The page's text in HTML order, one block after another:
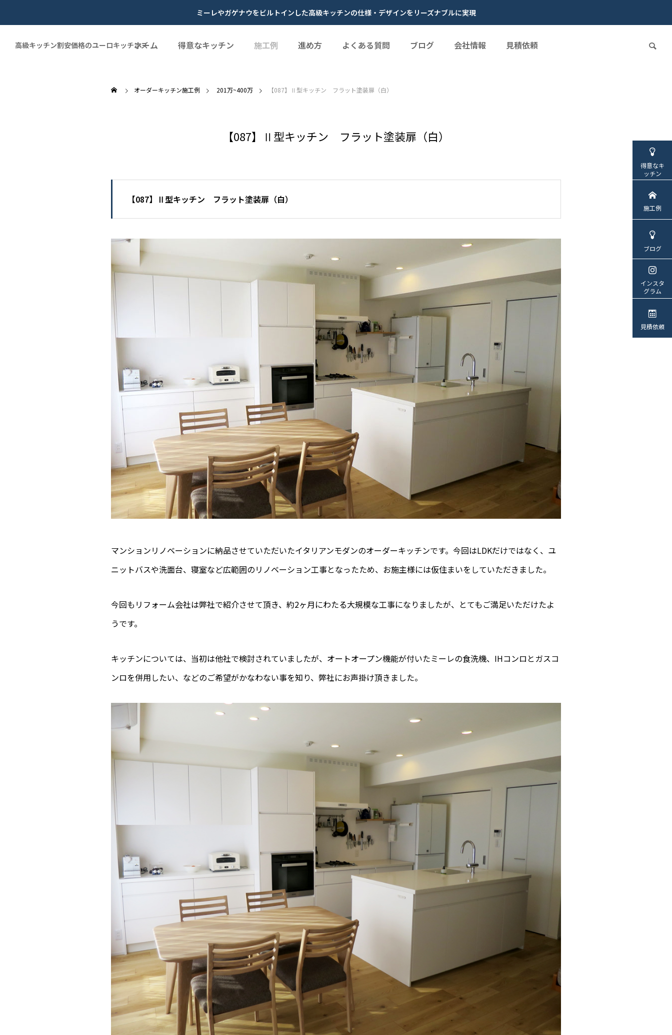
ミーレやガゲナウをビルトインした高級キッチンの仕様・デザインをリーズナブルに実現
高級キッチン割安価格のユーロキッチンズ
ホーム 得意なキッチン 施工例 進め方 よくある質問 ブログ 会社情報 見積依頼
オーダーキッチン施工例 201万~400万 【087】Ⅱ型キッチン フラット塗装扉（白）
【087】Ⅱ型キッチン フラット塗装扉（白）
【087】Ⅱ型キッチン フラット塗装扉（白）
マンションリノベーションに納品させていただいたイタリアンモダンのオーダーキッチンです。今回はLDKだけではなく、ユ
ニットバスや洗面台、寝室など広範囲のリノベーション工事となったため、お施主様には仮住まいをしていただきました。
今回もリフォーム会社は弊社で紹介させて頂き、約2ヶ月にわたる大規模な工事になりましたが、とてもご満足いただけたよ
うです。
キッチンについては、当初は他社で検討されていましたが、オートオープン機能が付いたミーレの食洗機、IHコンロとガスコ
ンロを併用したい、などのご希望がかなわない事を知り、弊社にお声掛け頂きました。
得意なキ
ッチン
施工例
ブログ
インスタ
グラム
見積依頼